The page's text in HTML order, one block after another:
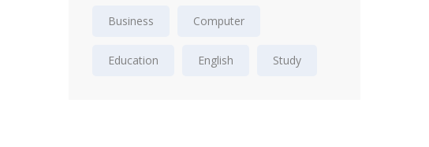
Business Computer
Education English Study